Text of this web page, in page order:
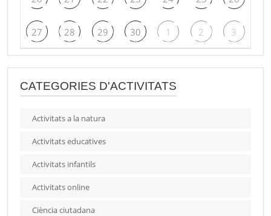
27 28 29 30 1 2 3
CATEGORIES D'ACTIVITATS
Activitats a la natura
Activitats educatives
Activitats infantils
Activitats online
Ciència ciutadana